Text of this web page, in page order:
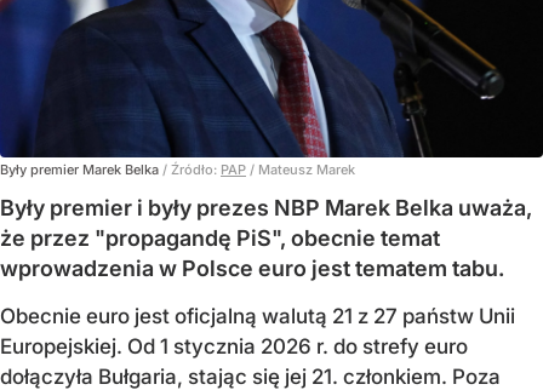
Były premier Marek Belka / Źródło: PAP / Mateusz Marek
Były premier i były prezes NBP Marek Belka uważa,
że przez "propagandę PiS", obecnie temat
wprowadzenia w Polsce euro jest tematem tabu.
Obecnie euro jest oficjalną walutą 21 z 27 państw Unii
Europejskiej. Od 1 stycznia 2026 r. do strefy euro
dołączyła Bułgaria, stając się jej 21. członkiem. Poza